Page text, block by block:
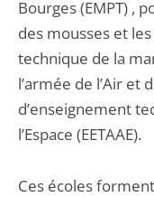
Bourges (EMPT) ,
des mousses et
technique de la
l’armée de l’Air et
d’enseignement
l’Espace (EETAAE).
Ces écoles